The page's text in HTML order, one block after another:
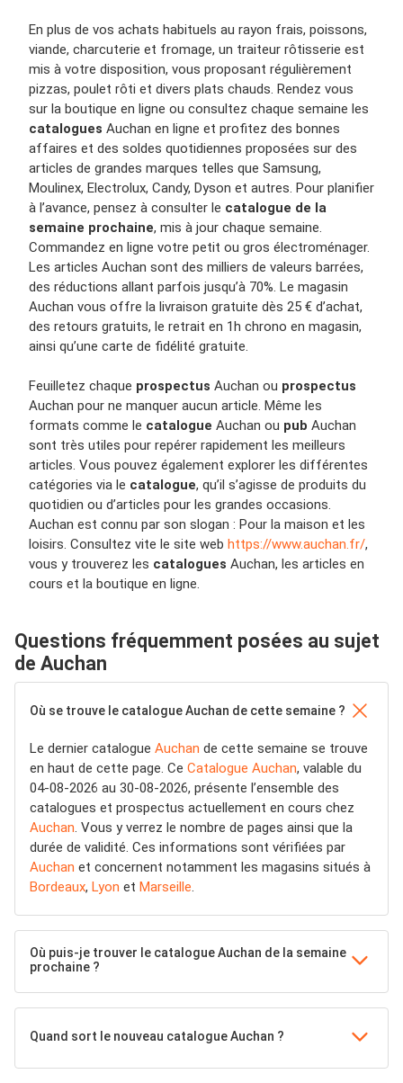
En plus de vos achats habituels au rayon frais, poissons,
viande, charcuterie et fromage, un traiteur rôtisserie est
mis à votre disposition, vous proposant régulièrement
pizzas, poulet rôti et divers plats chauds. Rendez vous
sur la boutique en ligne ou consultez chaque semaine les
catalogues Auchan en ligne et profitez des bonnes
affaires et des soldes quotidiennes proposées sur des
articles de grandes marques telles que Samsung,
Moulinex, Electrolux, Candy, Dyson et autres. Pour planifier
à l’avance, pensez à consulter le catalogue de la
semaine prochaine, mis à jour chaque semaine.
Commandez en ligne votre petit ou gros électroménager.
Les articles Auchan sont des milliers de valeurs barrées,
des réductions allant parfois jusqu’à 70%. Le magasin
Auchan vous offre la livraison gratuite dès 25 € d’achat,
des retours gratuits, le retrait en 1h chrono en magasin,
ainsi qu’une carte de fidélité gratuite.
Feuilletez chaque prospectus Auchan ou prospectus
Auchan pour ne manquer aucun article. Même les
formats comme le catalogue Auchan ou pub Auchan
sont très utiles pour repérer rapidement les meilleurs
articles. Vous pouvez également explorer les différentes
catégories via le catalogue, qu’il s’agisse de produits du
quotidien ou d’articles pour les grandes occasions.
Auchan est connu par son slogan : Pour la maison et les
loisirs. Consultez vite le site web https://www.auchan.fr/,
vous y trouverez les catalogues Auchan, les articles en
cours et la boutique en ligne.
Questions fréquemment posées au sujet
de Auchan
Où se trouve le catalogue Auchan de cette semaine ?
Le dernier catalogue Auchan de cette semaine se trouve
en haut de cette page. Ce Catalogue Auchan, valable du
04-08-2026 au 30-08-2026, présente l’ensemble des
catalogues et prospectus actuellement en cours chez
Auchan. Vous y verrez le nombre de pages ainsi que la
durée de validité. Ces informations sont vérifiées par
Auchan et concernent notamment les magasins situés à
Bordeaux, Lyon et Marseille.
Où puis-je trouver le catalogue Auchan de la semaine
prochaine ?
Quand sort le nouveau catalogue Auchan ?